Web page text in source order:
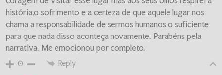
história,o sofrimento e a certeza de que aquele lugar nos
chama a responsabilidade de sermos humanos o suficiente
para que nada disso aconteça novamente. Parabéns pela
narrativa. Me emocionou por completo.
0 Reply